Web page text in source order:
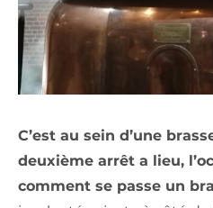
C’est au sein d’une
deuxième arrêt a lieu,
comment se passe un